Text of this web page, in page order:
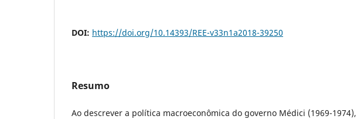
DOI: https://doi.org/10.14393/REE-v33n1a2018-39250
Resumo
Ao descrever a política macroeconômica do governo Médici (1969-1974),